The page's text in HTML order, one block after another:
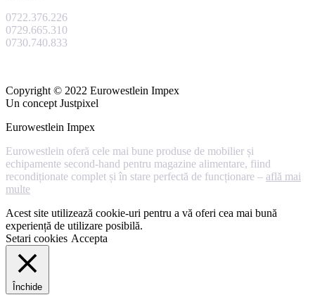
0722.376.226
0729.665.310
0730.740.833
Copyright © 2022 Eurowestlein Impex
Un concept Justpixel
Eurowestlein Impex
Eurowestlein oferă cele mai bune produse de mobilier și
echipamente second-hand pentru magazine alimentare, fiind
recondiționate complet și în stare perfectă de funcționare – află mai
multe
Acest site utilizează cookie-uri pentru a vă oferi cea mai bună
experiență de utilizare posibilă.
Setari cookies Accepta
Închide